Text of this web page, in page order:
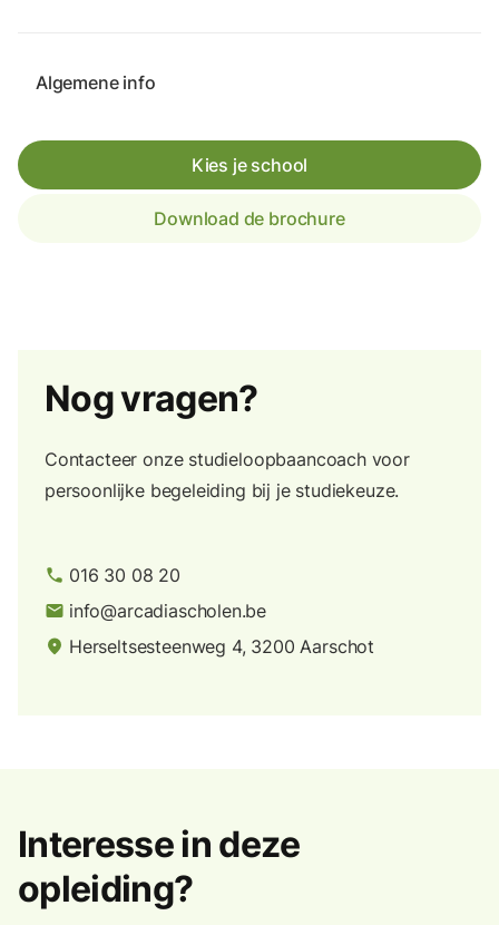
Algemene info
Kies je school
Download de brochure
Nog vragen?
Contacteer onze studieloopbaancoach voor
persoonlijke begeleiding bij je studiekeuze.
phone 016 30 08 20
email info@arcadiascholen.be
place Herseltsesteenweg 4, 3200 Aarschot
Interesse in deze
opleiding?